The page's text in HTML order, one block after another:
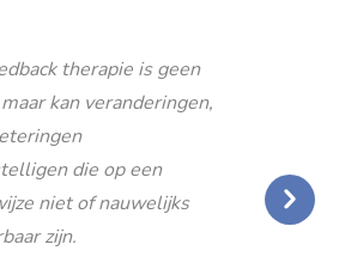
therapie is geen
kan veranderingen,
die op een
niet of nauwelijks
zijn.